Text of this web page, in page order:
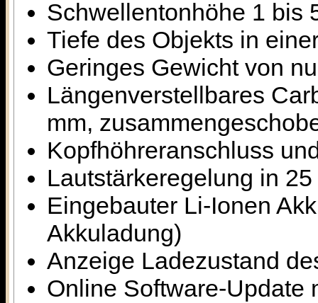
Schwellentonhöhe 1 bis
Tiefe des Objekts in
Geringes Gewicht von
Längenverstellbares
mm,
Kopfhöhreranschluss
Lautstärkeregelung in
Eingebauter Li-Ionen
Akkuladung)
Anzeige Ladezustand
Online Software-Update